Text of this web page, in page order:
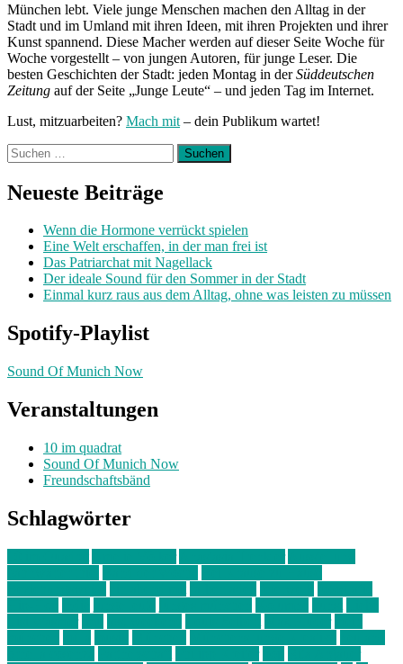
München lebt. Viele junge Menschen machen den Alltag in der
Stadt und im Umland mit ihren Ideen, mit ihren Projekten und ihrer
Kunst spannend. Diese Macher werden auf dieser Seite Woche für
Woche vorgestellt – von jungen Autoren, für junge Leser. Die
besten Geschichten der Stadt: jeden Montag in derSüddeutschen
Zeitung auf der Seite „Junge Leute“ – und jeden Tag im Internet.
Lust, mitzuarbeiten? Mach mit – dein Publikum wartet!
Suchen
nach:
Neueste Beiträge
Wenn die Hormone verrückt spielen
Eine Welt erschaffen, in der man frei ist
Das Patriarchat mit Nagellack
Der ideale Sound für den Sommer in der Stadt
Einmal kurz raus aus dem Alltag, ohne was leisten zu müssen
Spotify-Playlist
Sound Of Munich Now
Veranstaltungen
10 im quadrat
Sound Of Munich Now
Freundschaftsbänd
Schlagwörter